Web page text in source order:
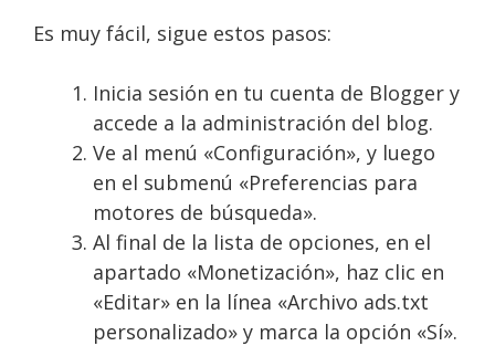
Es muy fácil, sigue estos pasos:
Inicia sesión en tu cuenta de Blogger y
accede a la administración del blog.
Ve al menú «Configuración», y luego
en el submenú «Preferencias para
motores de búsqueda».
Al final de la lista de opciones, en el
apartado «Monetización», haz clic en
«Editar» en la línea «Archivo ads.txt
personalizado» y marca la opción «Sí».